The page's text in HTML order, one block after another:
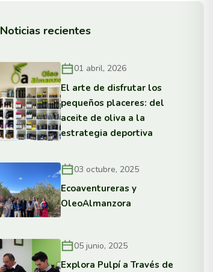
Noticias recientes
01 abril, 2026
El arte de disfrutar los
pequeños placeres: del
aceite de oliva a la
estrategia deportiva
03 octubre, 2025
Ecoaventureras y
OleoAlmanzora
05 junio, 2025
Explora Pulpí a Través de